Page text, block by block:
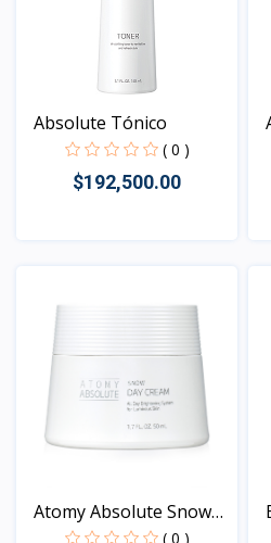
Absolute Tónico
( 0 )
$192,500.00
Atomy Absolute Snow
Day...
( 0 )